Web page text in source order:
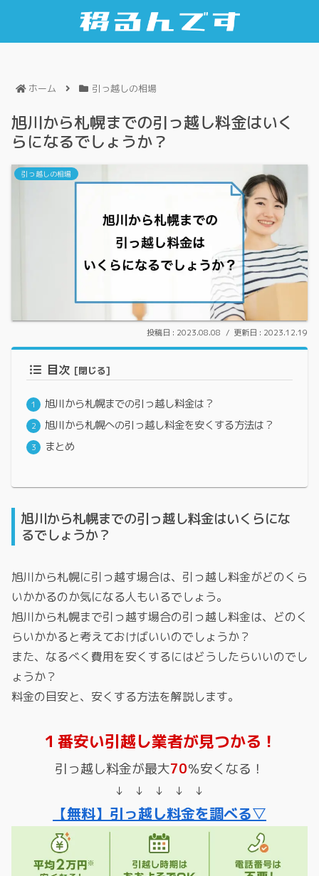
ホーム 引っ越しの相場
旭川から札幌までの引っ越し料金はいく
らになるでしょうか？
引っ越しの相場
2023.08.08 2023.12.19
目次
旭川から札幌までの引っ越し料金は？
旭川から札幌への引っ越し料金を安くする方法は？
まとめ
旭川から札幌までの引っ越し料金はいくらにな
るでしょうか？
旭川から札幌に引っ越す場合は、引っ越し料金がどのくら
いかかるのか気になる人もいるでしょう。
旭川から札幌まで引っ越す場合の引っ越し料金は、どのく
らいかかると考えておけばいいのでしょうか？
また、なるべく費用を安くするにはどうしたらいいのでし
ょうか？
料金の目安と、安くする方法を解説します。
１番安い引越し業者が見つかる！
引っ越し料金が最大70％安くなる！
↓ ↓ ↓ ↓ ↓
【無料】引っ越し料金を調べる▽